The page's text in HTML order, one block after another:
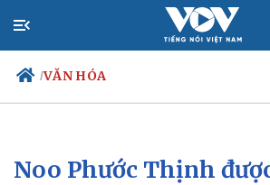
/VĂN HÓA
Chính trị
Xã hội
Noo Phước Thịnh